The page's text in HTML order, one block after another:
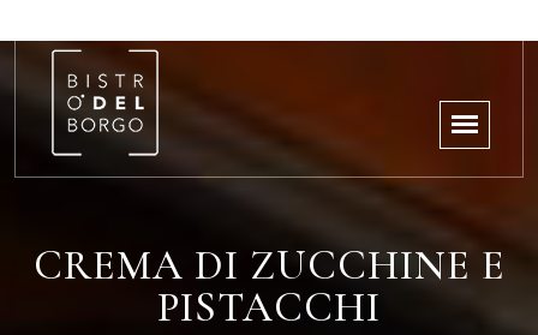
CREMA DI ZUCCHINE E
PISTACCHI